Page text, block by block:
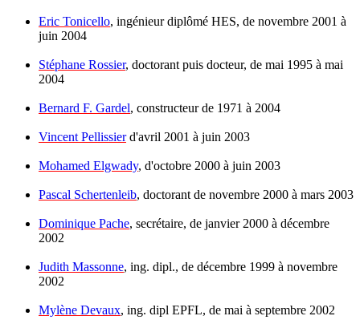
Eric Tonicello, ingénieur diplômé HES, de novembre 2001 à
juin 2004
Stéphane Rossier, doctorant puis docteur, de mai 1995 à mai
2004
Bernard F. Gardel, constructeur de 1971 à 2004
Vincent Pellissierd'avril 2001 à juin 2003
Mohamed Elgwady, d'octobre 2000 à juin 2003
Pascal Schertenleib, doctorant de novembre 2000 à mars 2003
Dominique Pache, secrétaire, de janvier 2000 à décembre
2002
Judith Massonne, ing. dipl., de décembre 1999 à novembre
2002
Mylène Devaux, ing. dipl EPFL, de mai à septembre 2002